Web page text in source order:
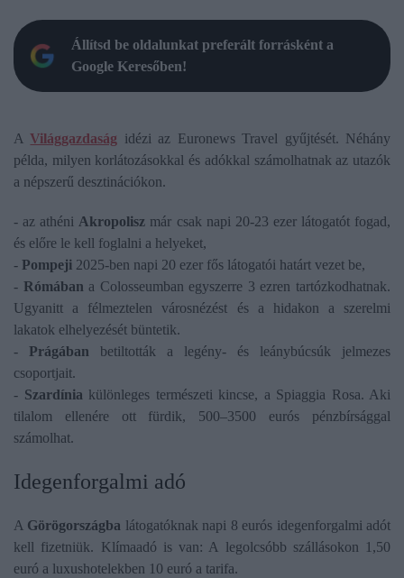
Állítsd be oldalunkat preferált forrásként a
Google Keresőben!
AVilággazdaság idézi az Euronews Travel gyűjtését. Néhány
példa, milyen korlátozásokkal és adókkal számolhatnak az utazók
a népszerű desztinációkon.
- az athéni Akropolisz már csak napi 20-23 ezer látogatót fogad,
és előre le kell foglalni a helyeket,
- Pompeji 2025-ben napi 20 ezer fős látogatói határt vezet be,
- Rómában a Colosseumban egyszerre 3 ezren tartózkodhatnak.
Ugyanitt a félmeztelen városnézést és a hidakon a szerelmi
lakatok elhelyezését büntetik.
- Prágában betiltották a legény- és leánybúcsúk jelmezes
csoportjait.
- Szardínia különleges természeti kincse, a Spiaggia Rosa. Aki
tilalom ellenére ott fürdik, 500–3500 eurós pénzbírsággal
számolhat.
Idegenforgalmi adó
A Görögországba látogatóknak napi 8 eurós idegenforgalmi adót
kell fizetniük. Klímaadó is van: A legolcsóbb szállásokon 1,50
euró a luxushotelekben 10 euró a tarifa.